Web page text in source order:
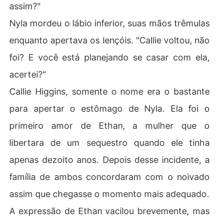
assim?"
Nyla mordeu o lábio inferior, suas mãos trêmulas
enquanto apertava os lençóis. "Callie voltou, não
foi? E você está planejando se casar com ela,
acertei?"
Callie Higgins, somente o nome era o bastante
para apertar o estômago de Nyla. Ela foi o
primeiro amor de Ethan, a mulher que o
libertara de um sequestro quando ele tinha
apenas dezoito anos. Depois desse incidente, a
família de ambos concordaram com o noivado
assim que chegasse o momento mais adequado.
A expressão de Ethan vacilou brevemente, mas